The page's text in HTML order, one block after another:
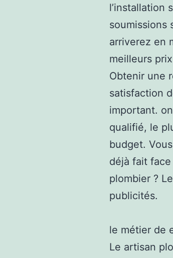
l’installation
soumissions
arriverez en
meilleurs
Obtenir une
satisfaction
important.
qualifié, le
budget.
déjà fait
plombier ?
publicités.
le métier de
Le artisan